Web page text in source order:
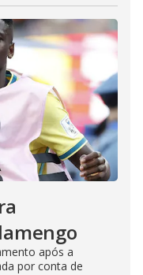
após a
por conta de